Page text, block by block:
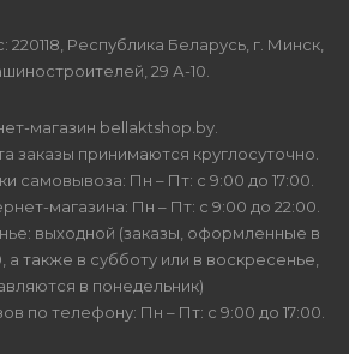
Республика Беларусь, г. Минск,
29 А-10.
магазин bellaktshop.by.
заказы принимаются круглосуточно.
самовывоза: Пн – Пт: с 9:00 до 17:00.
магазина: Пн – Пт: с 9:00 до 22:00.
выходной (заказы, оформленные в
а также в субботу или в воскресенье,
в понедельник)
по телефону: Пн – Пт: с 9:00 до 17:00.